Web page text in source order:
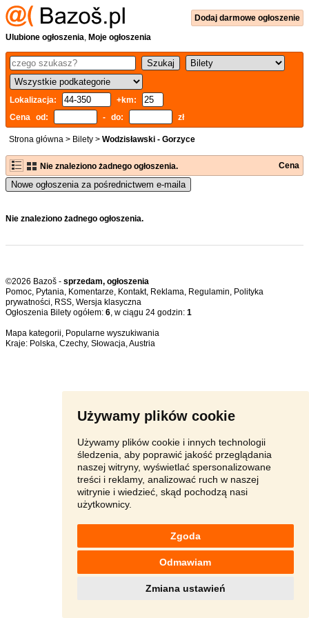
Używamy plików cookie
Używamy plików cookie i innych technologii
śledzenia, aby poprawić jakość przeglądania
naszej witryny, wyświetlać spersonalizowane
treści i reklamy, analizować ruch w naszej
witrynie i wiedzieć, skąd pochodzą nasi
użytkownicy.
Zgoda
Odmawiam
Zmiana ustawień
Dodaj darmowe ogłoszenie
Ulubione ogłoszenia, Moje ogłoszenia
Lokalizacja:
+km:
Cena od:
- do: zł
Strona główna > Bilety > Wodzisławski - Gorzyce
Nie znaleziono żadnego ogłoszenia. Cena
Nowe ogłoszenia za pośrednictwem e-maila
Nie znaleziono żadnego ogłoszenia.
©2026 Bazoš - sprzedam, ogłoszenia
Pomoc, Pytania, Komentarze, Kontakt, Reklama, Regulamin, Polityka
prywatności, RSS,
Ogłoszenia Bilety ogółem: 6, w ciągu 24 godzin: 1
Mapa kategorii, Popularne wyszukiwania
Kraje: Polska, Czechy, Słowacja,Austria